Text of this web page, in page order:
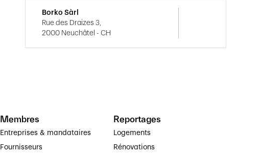
Borko Sàrl
Rue des Draizes 3,
2000 Neuchâtel - CH
Membres
Entreprises & mandataires
Fournisseurs
Reportages
Logements
Rénovations